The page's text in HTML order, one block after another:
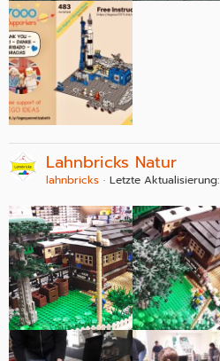
Lahnbricks Natur
lahnbricks Letzte Aktualisierung: